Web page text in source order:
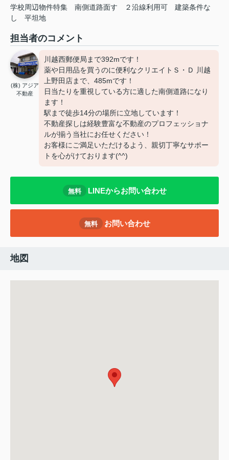
学校周辺物件特集 南側道路面す ２沿線利用可
建築条件な
し
平坦地
担当者のコメント
(株) アジア
不動産
川越西郵便局まで392mです！
薬や日用品を買うのに便利なクリエイトＳ・Ｄ 川越
上野田店まで、485mです！
日当たりを重視している方に適した南側道路になり
ます！
駅まで徒歩14分の場所に立地しています！
不動産探しは経験豊富な不動産のプロフェッショナ
ルが揃う当社にお任せください！
お客様にご満足いただけるよう、親切丁寧なサポー
トを心がけております(^^)
無料 LINEからお問い合わせ
無料 お問い合わせ
地図